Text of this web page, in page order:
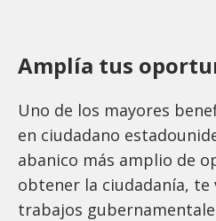
Amplía tus
Uno de los mayores
en ciudadano
abanico más amplio de
obtener la ciudadanía, te
trabajos